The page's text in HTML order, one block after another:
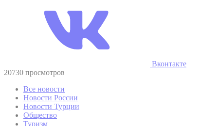
Вконтакте
20730 просмотров
Все новости
Новости России
Новости Турции
Общество
Туризм